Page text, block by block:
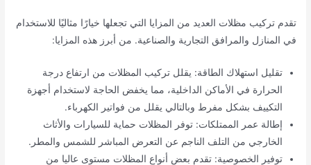
تقدم تركيب مظلات العديد من المزايا التي تجعلها خيارًا مثاليًا للاستخدام
في المنازل والمرافق التجارية والصناعية. من أبرز هذه المزايا:
تقليل استهلاك الطاقة: يقلل تركيب المظلات من ارتفاع درجة
الحرارة في الأماكن الداخلية، مما يخفض الحاجة لاستخدام أجهزة
التكييف بشكل مفرط وبالتالي يقلل من فواتير الكهرباء.
إطالة عمر الممتلكات: توفر المظلات حماية للسيارات والأثاث
الخارجي من التلف الناجم عن التعرض المباشر للشمس والمطر.
توفير الخصوصية: تقدم بعض أنواع المظلات مستوى عاليا من